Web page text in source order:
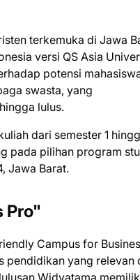
terkemuka di Jawa
versi QS Asia
potensi
swasta, yang
lulus.
dari semester 1
pada pilihan program
Jawa Barat.
Pro"
Campus for
pendidikan yang relevan
Widyatama